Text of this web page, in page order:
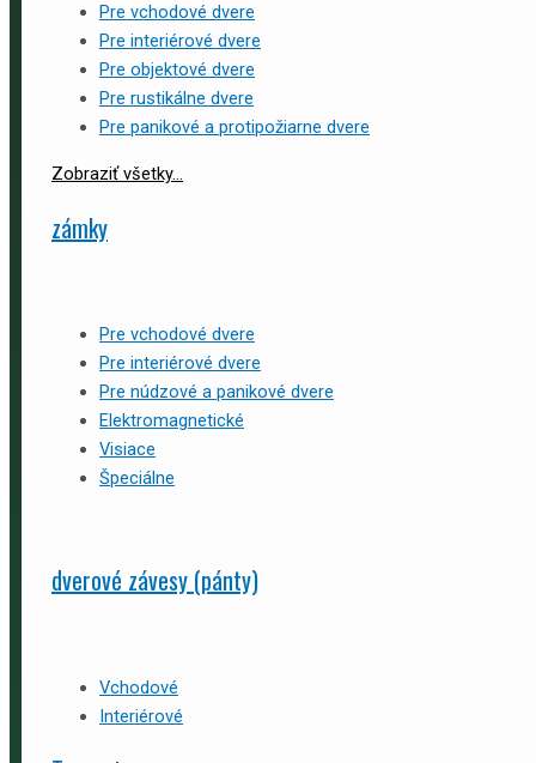
Pre vchodové dvere
Pre interiérové dvere
Pre objektové dvere
Pre rustikálne dvere
Pre panikové a protipožiarne dvere
Zobraziť všetky...
zámky
Pre vchodové dvere
Pre interiérové dvere
Pre núdzové a panikové dvere
Elektromagnetické
Visiace
Špeciálne
dverové závesy (pánty)
Vchodové
Interiérové